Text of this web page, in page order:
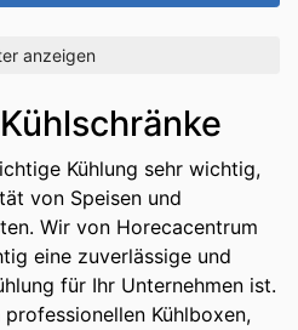
anzeigen
Kühlung sehr wichtig,
von Speisen und
Wir von Horecacentrum
eine zuverlässige und
für Ihr Unternehmen ist.
Kühlboxen,